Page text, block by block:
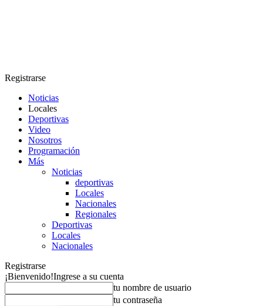
Registrarse
Noticias
Locales
Deportivas
Video
Nosotros
Programación
Más
Noticias
deportivas
Locales
Nacionales
Regionales
Deportivas
Locales
Nacionales
Registrarse
¡Bienvenido!Ingrese a su cuenta
tu nombre de usuario
tu contraseña